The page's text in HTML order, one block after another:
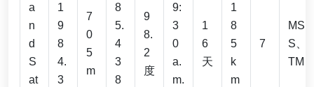
a
n
d
S
at
1
9
8
4.
3
7
0
5
m
8
5.
4
3
8
9
8.
2
度
9:
3
0
a.
m.
1
6
天
1
8
5
k
m
7
MS
S、
TM